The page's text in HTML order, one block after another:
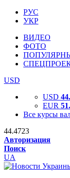
РУС
УКР
ВИДЕО
ФОТО
USD
USD
EUR
Все курсы
44.4723
Авторизация
Поиск
UA